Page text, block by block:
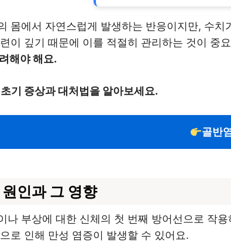
몸에서 자연스럽게 발생하는 반응이지만, 수
이 깊기 때문에 이를 적절히 관리하는 것이 중
해야 해요.
기 증상과 대처법을 알아보세요.
골반
인과 그 영향
나 부상에 대한 신체의 첫 번째 방어선으로 작
로 인해 만성 염증이 발생할 수 있어요.